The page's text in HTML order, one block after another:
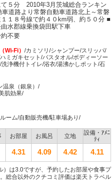
５分 2010年3月茨城総合ランキン
道路より常磐自動車道路北上～常磐
１８号線で約４０km弱、約５０分 ■
水郡線乗換袋田駅下車
不要
Wi-Fi） /カミソリ/シャンプー/スリッパ/
ミガキセット/バスタオル/ボディーソー
浄機付トイレ/浴衣/湯沸かしポット/石
温泉（銀泉）/
肌効果/
ーム/自動販売機/駐車場あり/
お部屋 お風呂 立地
設備・ｱﾒﾆ
ﾃｨ
4.31 4.09 4.42 4.11
は3.0ですが、予約したお部屋や食事プ
総合以外のクチコミ評価は楽天トラベル